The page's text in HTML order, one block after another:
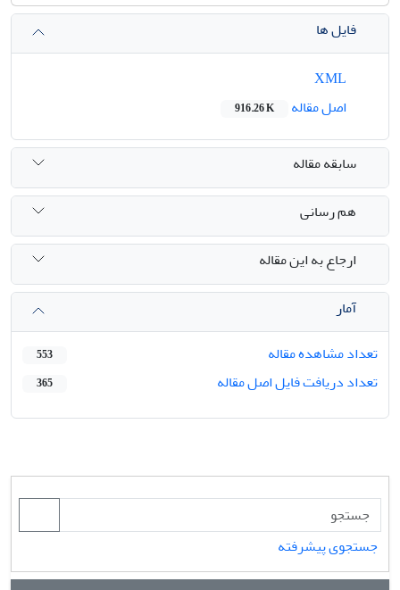
فایل ها
اصل مقاله
916.26 K
سابقه مقاله
هم رسانی
ارجاع به این مقاله
آمار
تعداد مشاهده مقاله
553
تعداد دریافت فایل اصل مقاله 365
جستجوی پیشرفته